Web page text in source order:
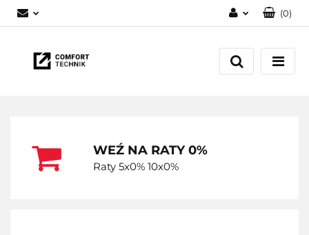
Zaloguj się
Zarejestruj się
(0)
WEŹ NA RATY 0%
Raty 5x0% 10x0%